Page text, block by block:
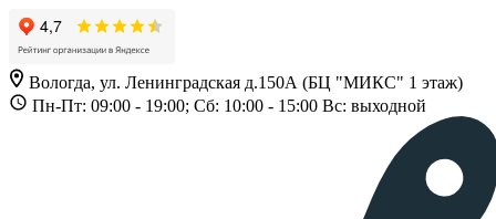
Вологда, ул. Ленинградская д.150А (БЦ "МИКС" 1 этаж)
Пн-Пт: 09:00 - 19:00; Сб: 10:00 - 15:00 Вс: выходной